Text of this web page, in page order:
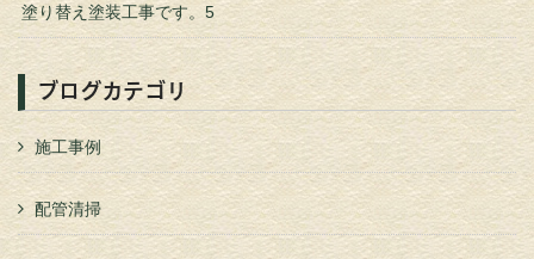
塗り替え塗装工事です。5
ブログカテゴリ
施工事例
配管清掃